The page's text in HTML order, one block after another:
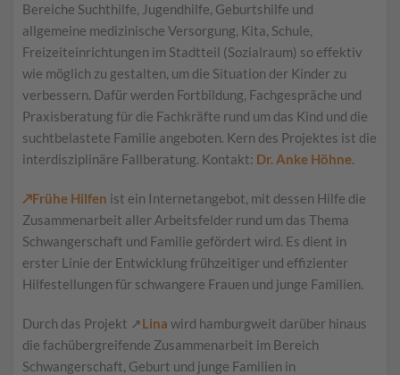
Bereiche Suchthilfe, Jugendhilfe, Geburtshilfe und
allgemeine medizinische Versorgung, Kita, Schule,
Freizeiteinrichtungen im Stadtteil (Sozialraum) so effektiv
wie möglich zu gestalten, um die Situation der Kinder zu
verbessern. Dafür werden Fortbildung, Fachgespräche und
Praxisberatung für die Fachkräfte rund um das Kind und die
suchtbelastete Familie angeboten. Kern des Projektes ist die
interdisziplinäre Fallberatung. Kontakt: Dr. Anke Höhne.
↗Frühe Hilfen ist ein Internetangebot, mit dessen Hilfe die
Zusammenarbeit aller Arbeitsfelder rund um das Thema
Schwangerschaft und Familie gefördert wird. Es dient in
erster Linie der Entwicklung frühzeitiger und effizienter
Hilfestellungen für schwangere Frauen und junge Familien.
Durch das Projekt ↗Lina wird hamburgweit darüber hinaus
die fachübergreifende Zusammenarbeit im Bereich
Schwangerschaft, Geburt und junge Familien in